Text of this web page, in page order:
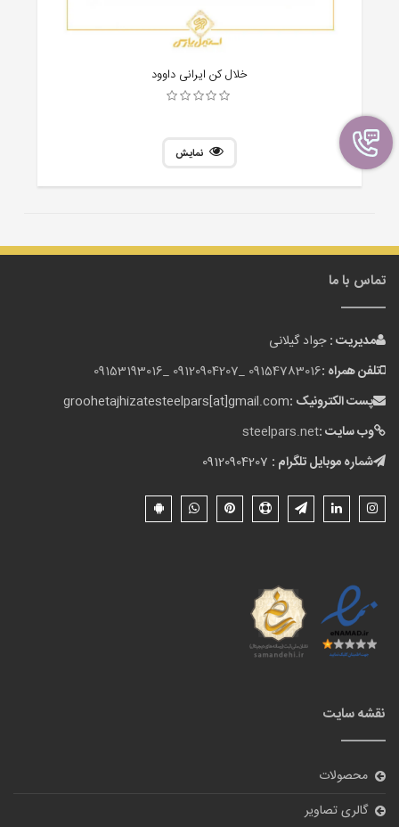
خلال کن ایرانی داوود
نمایش
تماس با ما
مدیریت :جواد گیلانی
تلفن همراه :09154783016 _
09120904207 _
09153193016
پست الکترونیک :groohetajhizatesteelpars[at]gmail.com
وب سایت :steelpars.net
شماره موبایل تلگرام :
نقشه سایت
محصولات
گالری تصاویر